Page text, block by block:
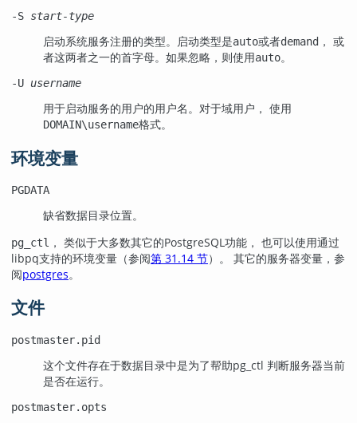
-S start-type
启动系统服务注册的类型。启动类型是auto或者demand ， 或
者这两者之一的首字母。如果忽略，则使用auto。
-U username
用于启动服务的用户的用户名。对于域用户， 使用
DOMAIN\username格式。
环境变量
PGDATA
缺省数据目录位置。
pg_ctl ， 类似于大多数其它的PostgreSQL功能， 也可以使用通过
libpq支持的环境变量（参阅第 31.14 节）。 其它的服务器变量，参
阅postgres。
文件
postmaster.pid
这个文件存在于数据目录中是为了帮助pg_ctl 判断服务器当前
是否在运行。
postmaster.opts